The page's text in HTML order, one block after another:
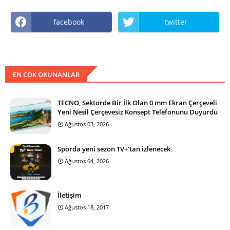
facebook twitter
EN COK OKUNANLAR
TECNO, Sektörde Bir İlk Olan 0 mm Ekran Çerçeveli
Yeni Nesil Çerçevesiz Konsept Telefonunu Duyurdu
Ağustos 03, 2026
Sporda yeni sezon TV+’tan izlenecek
Ağustos 04, 2026
İletişim
Ağustos 18, 2017